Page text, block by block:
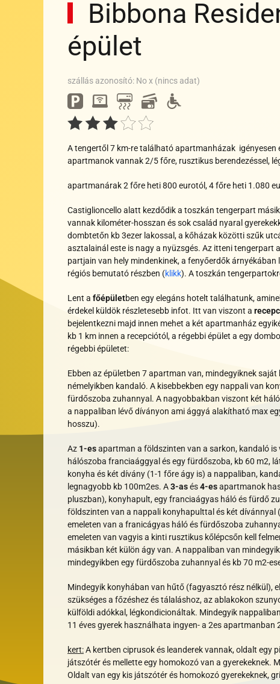
Bibbona
épület
szállás azonosító: No x (nincs adat)
Parkoló
Parkoló
Parkoló
Wi-
fi
Wi-
fi
Klíma
Klíma
Klíma
Bankkártya
Bankkártya
Akadálymentes
A tengertől 7 km-re található apartmanházak
apartmanok vannak 2/5 főre, rusztikus berendezéssel,
apartmanárak 2 főre heti 800 eurotól, 4 főre heti 1.080
Castiglioncello alatt kezdődik a toszkán tengerpart
vannak kilométer-hosszan és sok család nyaral
dombtetőn kb 3ezer lakossal, a kőházak közötti szűk
asztalainál este is nagy a nyüzsgés. Az itteni tengerpart
partjain van hely mindenkinek, a fenyőerdők
régiós bemutató részben (klikk). A toszkán
Lent a főépületben egy elegáns hotelt találhatunk,
érdekel küldök részletesebb infot. Itt van viszont a
bejelentkezni majd innen mehet a két apartmanház
kb 1 km innen a recepciótól, a régebbi épület a egy
régebbi épületet:
Ebben az épületben 7 apartman van, mindegyiknek
némelyikben kandaló. A kisebbekben egy nappali van
fürdőszoba zuhannyal. A nagyobbakban viszont két
a nappaliban lévő díványon ami ággyá alakítható max
hosszu).
Az 1-esapartman a földszinten van a sarkon, kandaló
hálószoba franciaággyal és egy fürdőszoba, kb 60 m2,
konyha és két dívány (1-1 főre ágy is) a nappaliban,
legnagyobb kb 100m2es. A3-asés4-esapartmanok
pluszban), konyhapult, egy franciaágyas háló és fürdő
földszinten van a nappali konyhapulttal és két dívánnyal
emeleten van a franicágyas háló és fürdőszoba
emeleten van vagyis a kinti rusztikus kőlépcsőn kell
másikban két külön ágy van. A nappaliban van
mindegyikben egy fürdőszoba zuhannyal és kb 70 m2-
Mindegyik konyhában van hűtő (fagyasztó rész nélkül),
szükséges a főzéshez és tálaláshoz, az ablakokon
külföldi adókkal, légkondicionáltak. Mindegyik
11 éves gyerek használhata ingyen- a 2es apartmanban
kert:A kertben ciprusok és leanderek vannak, oldalt egy
játszótér és mellette egy homokozó van a gyerekeknek.
Oldalt van egy kis játszótér és homokozó gyerekeknek, grill